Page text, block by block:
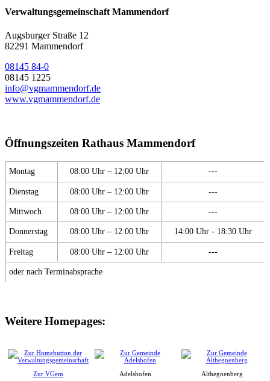
Verwaltungsgemeinschaft Mammendorf
Augsburger Straße 12
82291 Mammendorf
08145 84-0
08145 1225
info@vgmammendorf.de
www.vgmammendorf.de
Öffnungszeiten Rathaus Mammendorf
Montag 08:00 Uhr – 12:00 Uhr ---
Dienstag 08:00 Uhr – 12:00 Uhr ---
Mittwoch 08:00 Uhr – 12:00 Uhr ---
Donnerstag 08:00 Uhr – 12:00 Uhr 14:00 Uhr - 18:30 Uhr
Freitag 08:00 Uhr – 12:00 Uhr ---
oder nach Terminabsprache
Weitere Homepages:
Zur VGem Adelshofen Althegnenberg